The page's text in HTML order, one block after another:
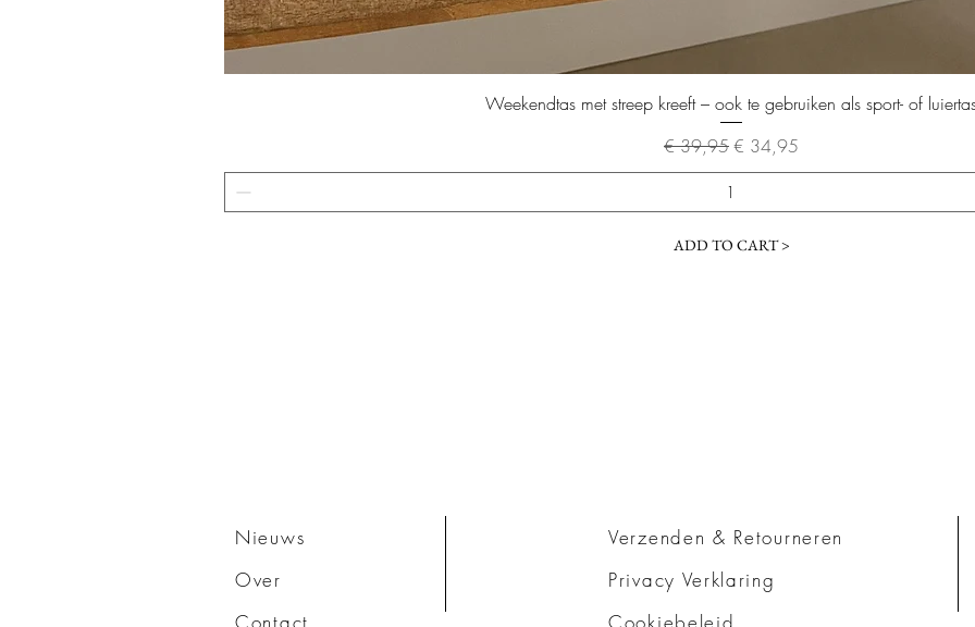
Snel overzicht
Weekendtas met streep kreeft – ook te gebruiken als sport- of
Normale prijs
€ 39,95Verkoopprijs
€ 34,95
ADD TO CART >
Nieuws
Over
Contact
Verzenden & Retourneren
Privacy Verklaring
Cookiebeleid